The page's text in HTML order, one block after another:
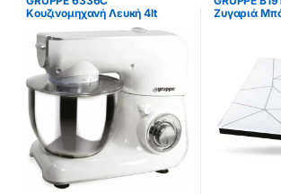
Κουζινομηχανή Λευκή 4lt
1000W ΕΩΣ 12 ΔΟΣΕΙΣ
Ζυγαριά